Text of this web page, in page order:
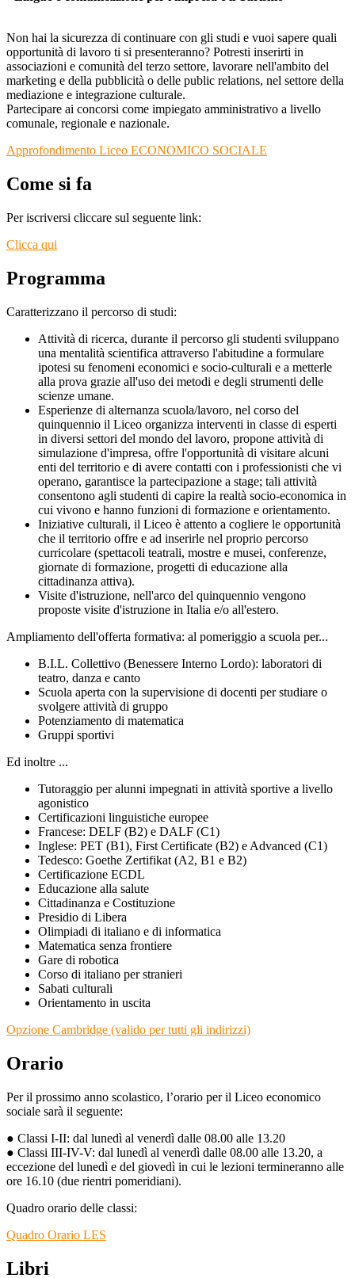
Non hai la sicurezza di continuare con gli studi e vuoi sapere quali
opportunità di lavoro ti si presenteranno? Potresti inserirti in
associazioni e comunità del terzo settore, lavorare nell'ambito del
marketing e della pubblicità o delle public relations, nel settore della
mediazione e integrazione culturale.
Partecipare ai concorsi come impiegato amministrativo a livello
comunale, regionale e nazionale.
Approfondimento Liceo ECONOMICO SOCIALE
Come si fa
Per iscriversi cliccare sul seguente link:
Clicca qui
Programma
Caratterizzano il percorso di studi:
Attività di ricerca, durante il percorso gli studenti sviluppano
una mentalità scientifica attraverso l'abitudine a formulare
ipotesi su fenomeni economici e socio-culturali e a metterle
alla prova grazie all'uso dei metodi e degli strumenti delle
scienze umane.
Esperienze di alternanza scuola/lavoro, nel corso del
quinquennio il Liceo organizza interventi in classe di esperti
in diversi settori del mondo del lavoro, propone attività di
simulazione d'impresa, offre l'opportunità di visitare alcuni
enti del territorio e di avere contatti con i professionisti che vi
operano, garantisce la partecipazione a stage; tali attività
consentono agli studenti di capire la realtà socio-economica in
cui vivono e hanno funzioni di formazione e orientamento.
Iniziative culturali, il Liceo è attento a cogliere le opportunità
che il territorio offre e ad inserirle nel proprio percorso
curricolare (spettacoli teatrali, mostre e musei, conferenze,
giornate di formazione, progetti di educazione alla
cittadinanza attiva).
Visite d'istruzione, nell'arco del quinquennio vengono
proposte visite d'istruzione in Italia e/o all'estero.
Ampliamento dell'offerta formativa: al pomeriggio a scuola per...
B.I.L. Collettivo (Benessere Interno Lordo): laboratori di
teatro, danza e canto
Scuola aperta con la supervisione di docenti per studiare o
svolgere attività di gruppo
Potenziamento di matematica
Gruppi sportivi
Ed inoltre ...
Tutoraggio per alunni impegnati in attività sportive a livello
agonistico
Certificazioni linguistiche europee
Francese: DELF (B2) e DALF (C1)
Inglese: PET (B1), First Certificate (B2) e Advanced (C1)
Tedesco: Goethe Zertifikat (A2, B1 e B2)
Certificazione ECDL
Educazione alla salute
Cittadinanza e Costituzione
Presidio di Libera
Olimpiadi di italiano e di informatica
Matematica senza frontiere
Gare di robotica
Corso di italiano per stranieri
Sabati culturali
Orientamento in uscita
Opzione Cambridge (valido per tutti gli indirizzi)
Orario
Per il prossimo anno scolastico, l’orario per il Liceo economico
sociale sarà il seguente:
● Classi I-II: dal lunedì al venerdì dalle 08.00 alle 13.20
● Classi III-IV-V: dal lunedì al venerdì dalle 08.00 alle 13.20, a
eccezione del lunedì e del giovedì in cui le lezioni termineranno alle
ore 16.10 (due rientri pomeridiani).
Quadro orario delle classi:
Quadro Orario LES
Libri